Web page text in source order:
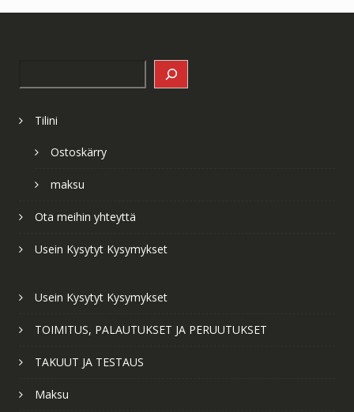
Tilini
Ostoskärry
maksu
Ota meihin yhteyttä
Usein Kysytyt Kysymykset
Usein Kysytyt Kysymykset
TOIMITUS, PALAUTUKSET JA PERUUTUKSET
TAKUUT JA TESTAUS
Maksu